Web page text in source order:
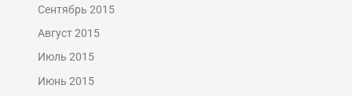
Сентябрь 2015
Август 2015
Июль 2015
Июнь 2015